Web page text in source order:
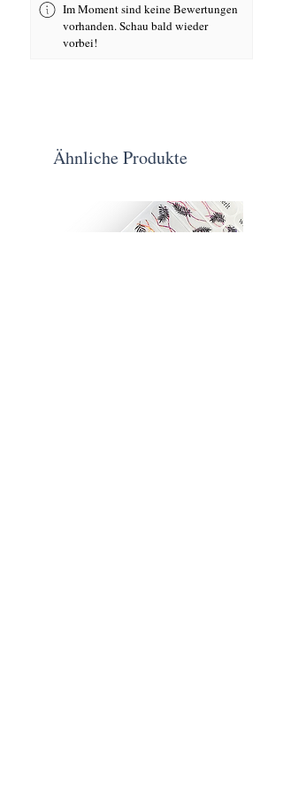
Im Moment sind keine Bewertungen
vorhanden. Schau bald wieder
vorbei!
Ähnliche Produkte